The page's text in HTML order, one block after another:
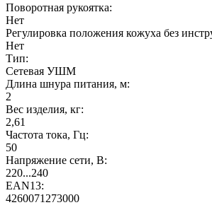
Поворотная рукоятка:
Нет
Регулировка положения кожуха без
Нет
Тип:
Сетевая УШМ
Длина шнура питания, м:
2
Вес изделия, кг:
2,61
Частота тока, Гц:
50
Напряжение сети, В:
220...240
EAN13:
4260071273000